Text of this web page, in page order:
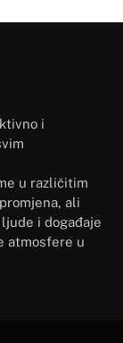
i
u različitim
ali
i događaje
atmosfere u